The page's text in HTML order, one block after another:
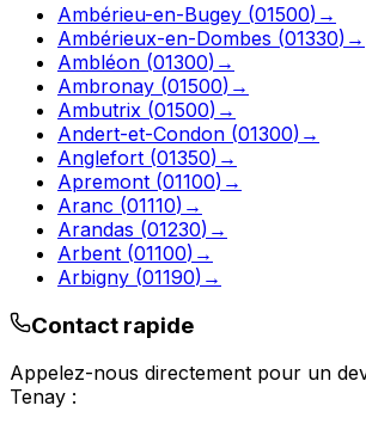
Ambérieu-en-Bugey (01500) →
Ambérieux-en-Dombes (01330) →
Ambléon (01300) →
Ambronay (01500) →
Ambutrix (01500) →
Andert-et-Condon (01300) →
Anglefort (01350) →
Apremont (01100) →
Aranc (01110) →
Arandas (01230) →
Arbent (01100) →
Arbigny (01190) →
Contact rapide
Appelez-nous directement pour un
Tenay :